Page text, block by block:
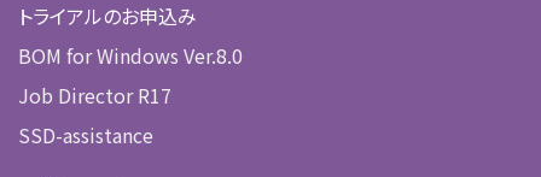
トライアルのお申込み
BOM for Windows Ver.8.0
Job Director R17
SSD-assistance